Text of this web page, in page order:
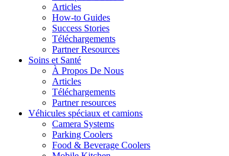
Articles
How-to Guides
Success Stories
Téléchargements
Partner Resources
Soins et Santé
À Propos De Nous
Articles
Téléchargements
Partner resources
Véhicules spéciaux et camions
Camera Systems
Parking Coolers
Food & Beverage Coolers